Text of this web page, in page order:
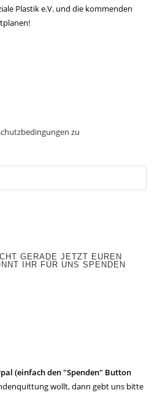
Plastik e.V. und die kommenden
zu
GERADE JETZT EUREN
IHR FÜR UNS SPENDEN
(einfach den "Spenden" Button
wollt, dann gebt uns bitte